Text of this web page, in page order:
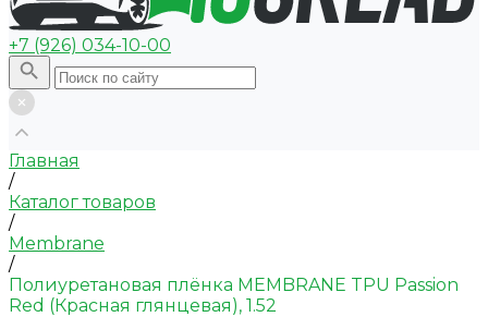
+7 (926) 034-10-00
Главная
/
Каталог товаров
/
Membrane
/
Полиуретановая плёнка MEMBRANE TPU Passion
Red (Красная глянцевая), 1.52